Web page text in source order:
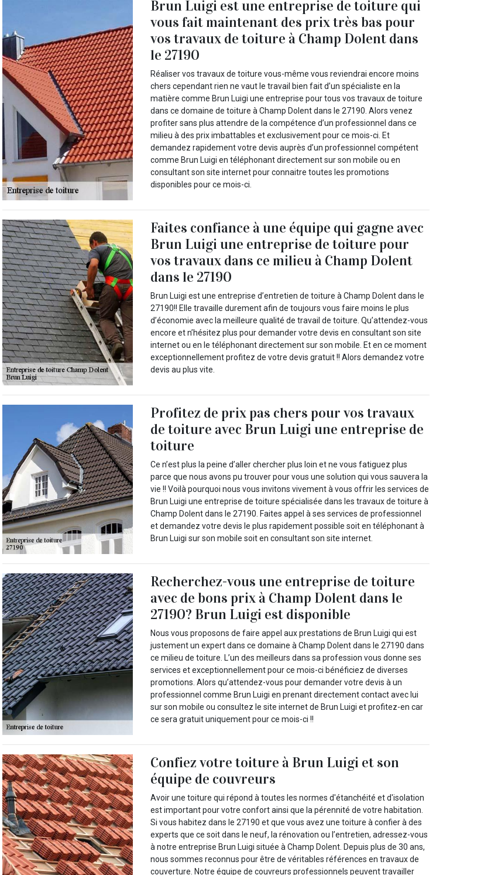
Brun Luigi est une entreprise de toiture qui
vous fait maintenant des prix très bas pour
vos travaux de toiture à Champ Dolent dans
le 27190
Réaliser vos travaux de toiture vous-même vous reviendrai encore moins
chers cependant rien ne vaut le travail bien fait d’un spécialiste en la
matière comme Brun Luigi une entreprise pour tous vos travaux de toiture
dans ce domaine de toiture à Champ Dolent dans le 27190. Alors venez
profiter sans plus attendre de la compétence d’un professionnel dans ce
milieu à des prix imbattables et exclusivement pour ce mois-ci. Et
demandez rapidement votre devis auprès d’un professionnel compétent
comme Brun Luigi en téléphonant directement sur son mobile ou en
consultant son site internet pour connaitre toutes les promotions
disponibles pour ce mois-ci.
Faites confiance à une équipe qui gagne avec
Brun Luigi une entreprise de toiture pour
vos travaux dans ce milieu à Champ Dolent
dans le 27190
Brun Luigi est une entreprise d’entretien de toiture à Champ Dolent dans le
27190!! Elle travaille durement afin de toujours vous faire moins le plus
d’économie avec la meilleure qualité de travail de toiture. Qu’attendez-vous
encore et n’hésitez plus pour demander votre devis en consultant son site
internet ou en le téléphonant directement sur son mobile. Et en ce moment
exceptionnellement profitez de votre devis gratuit !! Alors demandez votre
devis au plus vite.
Profitez de prix pas chers pour vos travaux
de toiture avec Brun Luigi une entreprise de
toiture
Ce n’est plus la peine d’aller chercher plus loin et ne vous fatiguez plus
parce que nous avons pu trouver pour vous une solution qui vous sauvera la
vie !! Voilà pourquoi nous vous invitons vivement à vous offrir les services de
Brun Luigi une entreprise de toiture spécialisée dans les travaux de toiture à
Champ Dolent dans le 27190. Faites appel à ses services de professionnel
et demandez votre devis le plus rapidement possible soit en téléphonant à
Brun Luigi sur son mobile soit en consultant son site internet.
Recherchez-vous une entreprise de toiture
avec de bons prix à Champ Dolent dans le
27190? Brun Luigi est disponible
Nous vous proposons de faire appel aux prestations de Brun Luigi qui est
justement un expert dans ce domaine à Champ Dolent dans le 27190 dans
ce milieu de toiture. L’un des meilleurs dans sa profession vous donne ses
services et exceptionnellement pour ce mois-ci bénéficiez de diverses
promotions. Alors qu’attendez-vous pour demander votre devis à un
professionnel comme Brun Luigi en prenant directement contact avec lui
sur son mobile ou consultez le site internet de Brun Luigi et profitez-en car
ce sera gratuit uniquement pour ce mois-ci !!
Confiez votre toiture à Brun Luigi et son
équipe de couvreurs
Avoir une toiture qui répond à toutes les normes d'étanchéité et d'isolation
est important pour votre confort ainsi que la pérennité de votre habitation.
Si vous habitez dans le 27190 et que vous avez une toiture à confier à des
experts que ce soit dans le neuf, la rénovation ou l’entretien, adressez-vous
à notre entreprise Brun Luigi située à Champ Dolent. Depuis plus de 30 ans,
nous sommes reconnus pour être de véritables références en travaux de
couverture. Notre équipe de couvreurs professionnels peuvent travailler